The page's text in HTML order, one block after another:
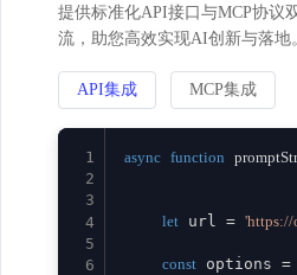
提供标准化API接口与MCP协议
流，助您高效实现AI创新与落地
API集成 MCP集成
1
2
3
4
5
6
async function
let url = 'https://
const options =